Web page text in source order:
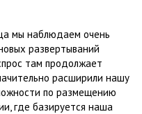
мы наблюдаем очень
развертываний
там продолжает
расширили нашу
по размещению
где базируется наша